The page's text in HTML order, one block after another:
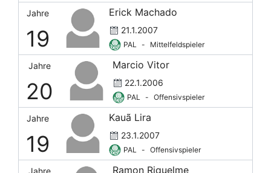
Jahre
19
Erick Machado
21.1.2007
PAL - Mittelfeldspieler
Jahre
20
Marcio Vitor
22.1.2006
PAL - Offensivspieler
Jahre
19
Kauã Lira
23.1.2007
PAL - Offensivspieler
Jahre Ramon Riquelme